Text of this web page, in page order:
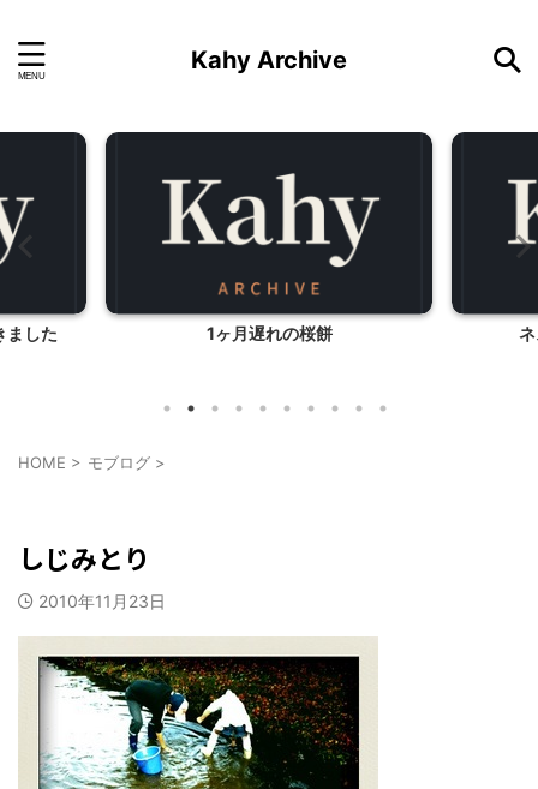
Kahy Archive
遅れの桜餅 ネスカフェ・バリスタ①
HOME > モブログ >
しじみとり
2010年11月23日